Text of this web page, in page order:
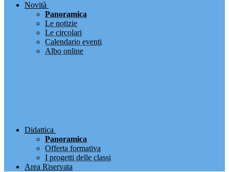
Novità
Panoramica
Le notizie
Le circolari
Calendario eventi
Albo online
Didattica
Panoramica
Offerta formativa
I progetti delle classi
Area Riservata